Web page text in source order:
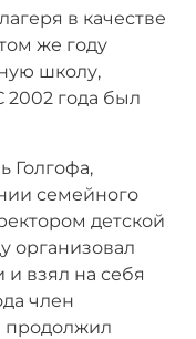
в качестве
же году
школу,
2002 года был
Голгофа,
семейного
детской
организовал
взял на себя
член
продолжил